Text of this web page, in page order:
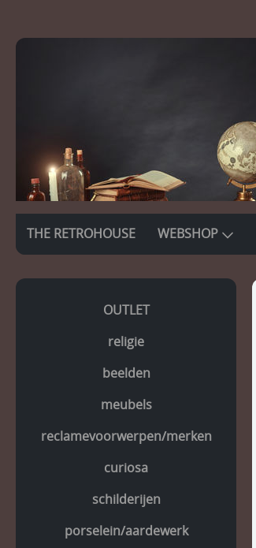
THE RETROHOUSE WEBSHOP
OUTLET
religie
beelden
meubels
reclamevoorwerpen/merken
curiosa
schilderijen
porselein/aardewerk